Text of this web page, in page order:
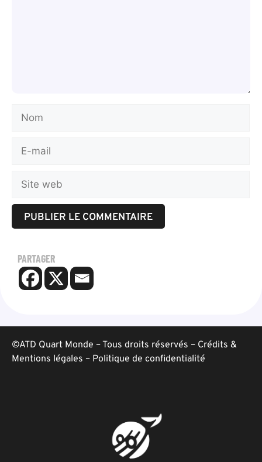
PARTAGER
©ATD Quart Monde – Tous droits réservés – Crédits &
Mentions légales – Politique de confidentialité